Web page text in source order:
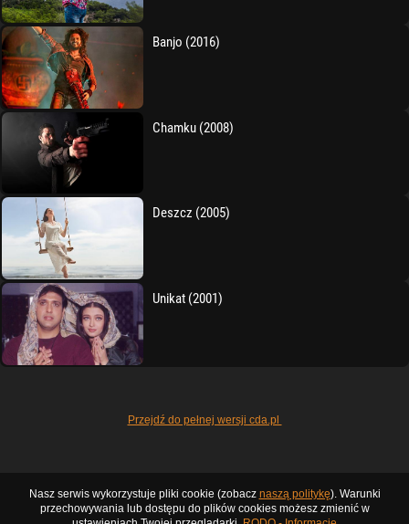
Banjo (2016)
Chamku (2008)
Deszcz (2005)
Unikat (2001)
Przejdź do pełnej wersji cda.pl
Nasz serwis wykorzystuje pliki cookie (zobacz naszą politykę). Warunki
przechowywania lub dostępu do plików cookies możesz zmienić w